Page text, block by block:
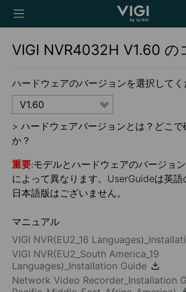
TP-Link, Reliably
VIGI NVR4032H V1.60 の
ハードウェアのバージョンを選択してく
V1.60
> ハードウェアバージョンとは？どこで
か？
重要:モデルとハードウェアのバージョ
によって異なります。UserGuideは英語
日本語版はございません。
マニュアル
VIGI NVR(EU2_16
VIGI NVR(EU2_South America_19
Languages)_Installation Guide
Network Video Recorder_Installation